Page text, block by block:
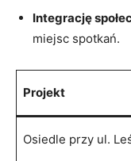
Integrację
miejsc spotkań.
Projekt
Osiedle przy ul.